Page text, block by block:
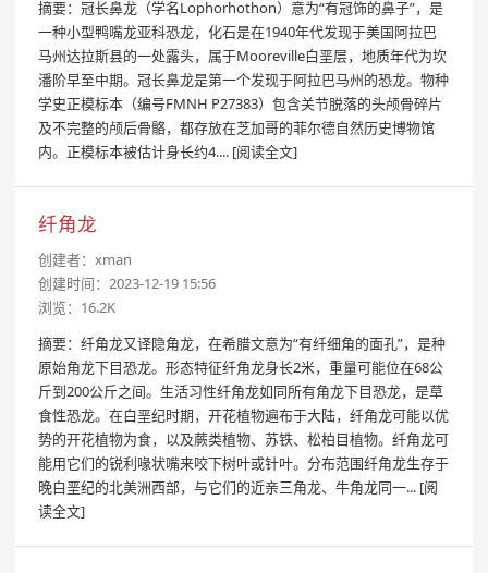
摘要：冠长鼻龙（学名Lophorhothon）意为“有冠饰的鼻子”，是
一种小型鸭嘴龙亚科恐龙，化石是在1940年代发现于美国阿拉巴
马州达拉斯县的一处露头，属于Mooreville白垩层，地质年代为坎
潘阶早至中期。冠长鼻龙是第一个发现于阿拉巴马州的恐龙。物种
学史正模标本（编号FMNH P27383）包含关节脱落的头颅骨碎片
及不完整的颅后骨骼，都存放在芝加哥的菲尔德自然历史博物馆
内。正模标本被估计身长约4.... [阅读全文]
纤角龙
创建者： xman
创建时间：2023-12-19 15:56
浏览：16.2K
摘要：纤角龙又译隐角龙，在希腊文意为“有纤细角的面孔”，是种
原始角龙下目恐龙。形态特征纤角龙身长2米，重量可能位在68公
斤到200公斤之间。生活习性纤角龙如同所有角龙下目恐龙，是草
食性恐龙。在白垩纪时期，开花植物遍布于大陆，纤角龙可能以优
势的开花植物为食，以及蕨类植物、苏铁、松柏目植物。纤角龙可
能用它们的锐利喙状嘴来咬下树叶或针叶。分布范围纤角龙生存于
晚白垩纪的北美洲西部，与它们的近亲三角龙、牛角龙同一... [阅
读全文]